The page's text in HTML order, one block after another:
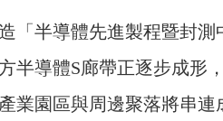
「半導體先進製程暨封
半導體S廊帶正逐步成形
業園區與周邊聚落將串